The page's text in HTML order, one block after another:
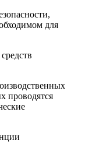
для
проводятся